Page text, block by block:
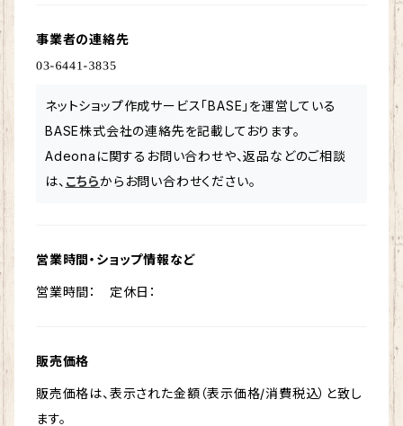
事業者の連絡先
ネットショップ作成サービス「BASE」を運営している
BASE株式会社の連絡先を記載しております。
Adeonaに関するお問い合わせや、返品などのご相談
は、 こちらからお問い合わせください。
営業時間・ショップ情報など
営業時間： 定休日：
販売価格
販売価格は、表示された金額（表示価格/消費税込）と致し
ます。